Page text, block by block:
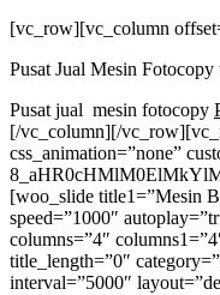
[vc_row][vc_column
Pusat Jual Mesin
Pusat jual mesin fotocopy
[/vc_column][/
css_animation=”none”
[woo_slide title1=”Mesin
speed=”1000″
columns=”4″
title_length=”0″
interval=”5000″